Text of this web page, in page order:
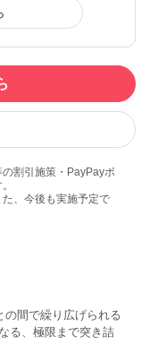
割引施策・PayPayポ
、今後も実施予定で
の間で繰り広げられる
る、極限まで突き詰